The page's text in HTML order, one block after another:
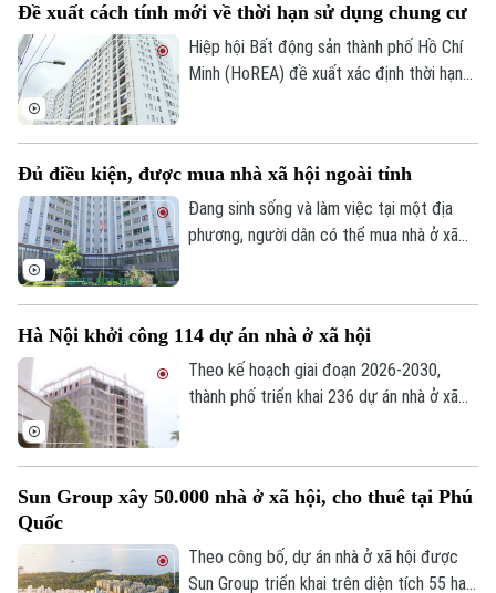
cần cải tạo của Thủ đô.
Đề xuất cách tính mới về thời hạn sử dụng chung cư
Hiệp hội Bất động sản thành phố Hồ Chí
Minh (HoREA) đề xuất xác định thời hạn
Đủ điều kiện, được mua nhà xã hội ngoài tỉnh
Đang sinh sống và làm việc tại một địa
phương, người dân có thể mua nhà ở xã
Hà Nội khởi công 114 dự án nhà ở xã hội
Theo kế hoạch giai đoạn 2026-2030,
thành phố triển khai 236 dự án nhà ở xã
290.500 tỷ đồng.
Sun Group xây 50.000 nhà ở xã hội, cho thuê tại Phú
Quốc
Theo công bố, dự án nhà ở xã hội được
Sun Group triển khai trên diện tích 55 ha